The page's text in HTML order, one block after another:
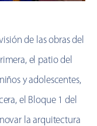
de las obras del
el patio del
y adolescentes,
el Bloque 1 del
la arquitectura